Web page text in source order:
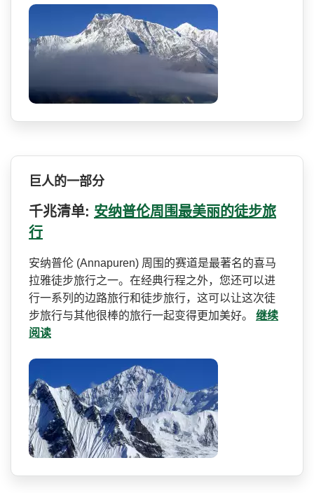
巨人的一部分
千兆清单: 安纳普伦周围最美丽的徒步旅
行
安纳普伦 (Annapuren) 周围的赛道是最著名的喜马
拉­雅徒步旅行之一。在经典行程之外，您还可以进
行一系­列的边路旅行和徒步旅行，这可以让这次徒
步旅行与其­他很棒的旅行一起变得更加美好。 继续
阅读